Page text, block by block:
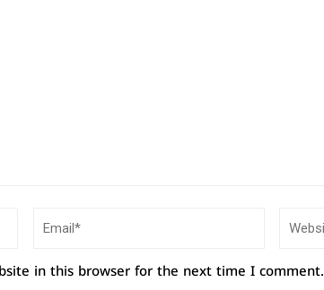
in this browser for the next time I comment.